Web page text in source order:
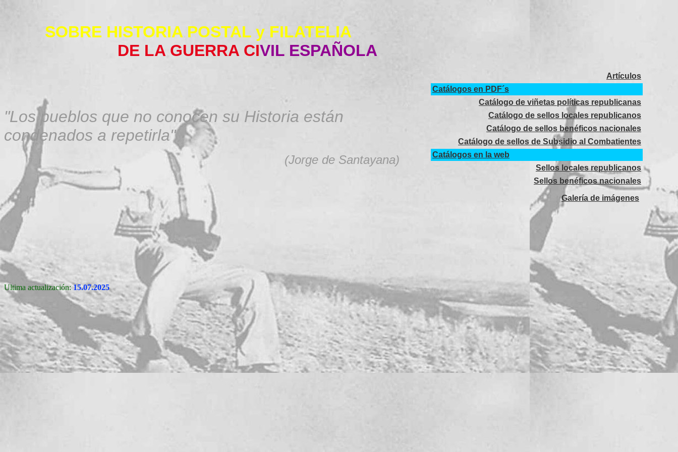
SOBRE HISTORIA POSTAL y FILATELIA
DE LA GUERRA CIVIL ESPAÑOLA
"Los pueblos que no conocen su Historia están
condenados a repetirla"
(Jorge de Santayana)
Artículos
Catálogos en PDF´s
Catálogo de viñetas políticas republicanas
Catálogo de sellos locales republicanos
Catálogo de sellos benéficos nacionales
Catálogo de sellos de Subsidio al Combatientes
Catálogos en la web
Sellos locales republicanos
Sellos benéficos nacionales
Galería de imágenes
Ultima actualización: 15.07.2025